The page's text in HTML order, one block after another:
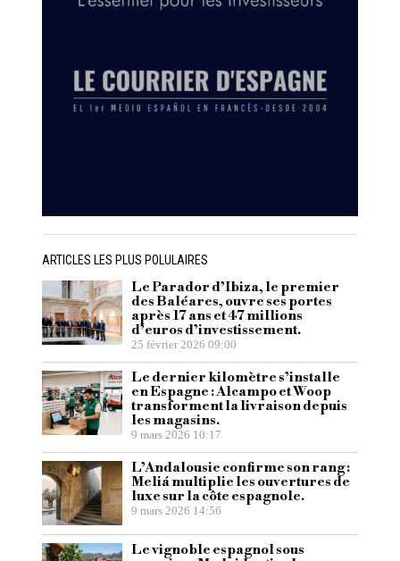
ARTICLES LES PLUS POLULAIRES
Le Parador d’Ibiza, le premier
des Baléares, ouvre ses portes
après 17 ans et 47 millions
d’euros d’investissement.
25 février 2026 09:00
Le dernier kilomètre s’installe
en Espagne : Alcampo et Woop
transforment la livraison depuis
les magasins.
9 mars 2026 10:17
L’Andalousie confirme son rang :
Meliá multiplie les ouvertures de
luxe sur la côte espagnole.
9 mars 2026 14:56
Le vignoble espagnol sous